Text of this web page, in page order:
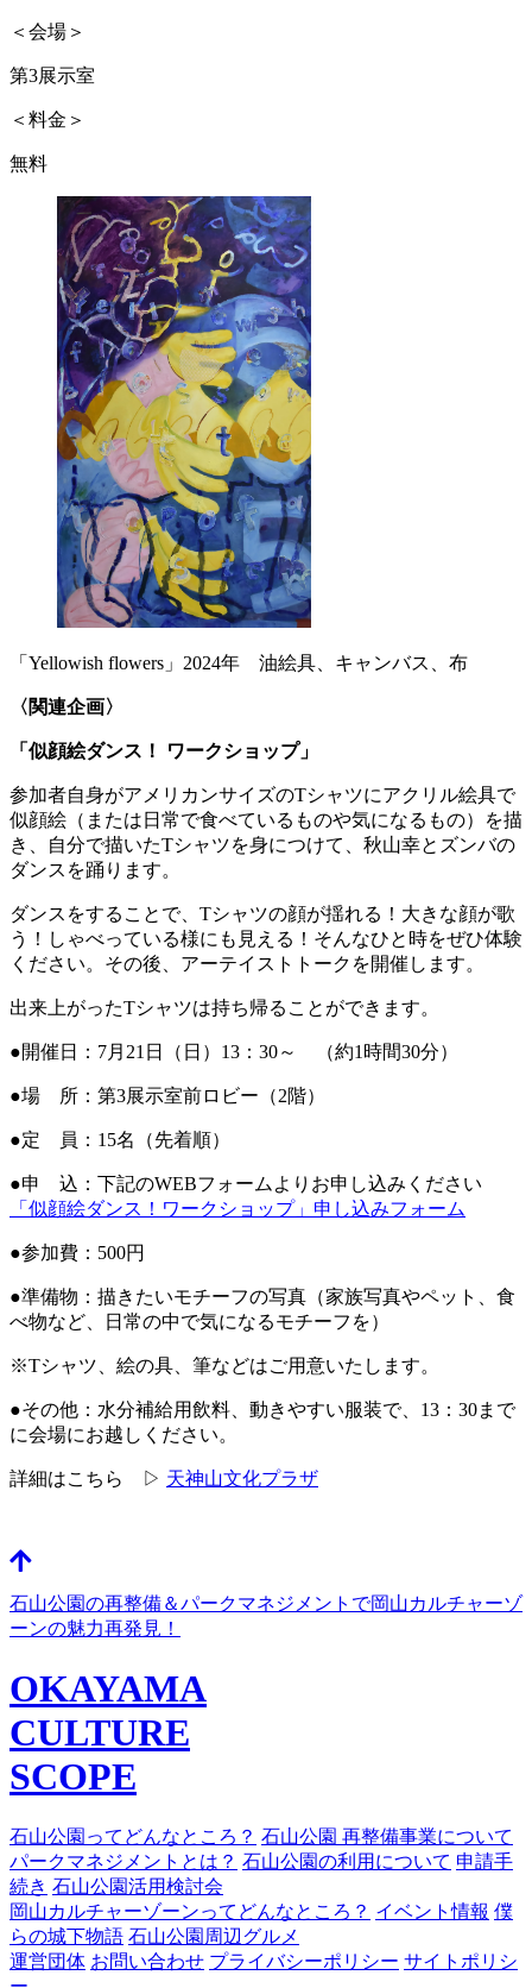
＜会場＞
第3展示室
＜料金＞
無料
「Yellowish flowers」2024年 油絵具、キャンバス、布
〈関連企画〉
「似顔絵ダンス！ ワークショップ」
参加者自身がアメリカンサイズのTシャツにアクリル絵具で
似顔絵（または日常で食べているものや気になるもの）を描
き、自分で描いたTシャツを身につけて、秋山幸とズンバの
ダンスを踊ります。
ダンスをすることで、Tシャツの顔が揺れる！大きな顔が歌
う！しゃべっている様にも見える！そんなひと時をぜひ体験
ください。その後、アーテイストトークを開催します。
出来上がったTシャツは持ち帰ることができます。
●開催日：7月21日（日）13：30～ （約1時間30分）
●場 所：第3展示室前ロビー（2階）
●定 員：15名（先着順）
●申 込：下記のWEBフォームよりお申し込みください
「似顔絵ダンス！ワークショップ」申し込みフォーム
●参加費：500円
●準備物：描きたいモチーフの写真（家族写真やペット、食
べ物など、日常の中で気になるモチーフを）
※Tシャツ、絵の具、筆などはご用意いたします。
●その他：水分補給用飲料、動きやすい服装で、13：30まで
に会場にお越しください。
詳細はこちら ▷ 天神山文化プラザ
石山公園の再整備＆パークマネジメントで岡山カルチャーゾ
ーンの魅力再発見！
OKAYAMA
CULTURE
SCOPE
石山公園ってどんなところ？ 石山公園 再整備事業について
パークマネジメントとは？ 石山公園の利用について 申請手
続き 石山公園活用検討会
岡山カルチャーゾーンってどんなところ？ イベント情報 僕
らの城下物語 石山公園周辺グルメ
運営団体 お問い合わせ プライバシーポリシー サイトポリシ